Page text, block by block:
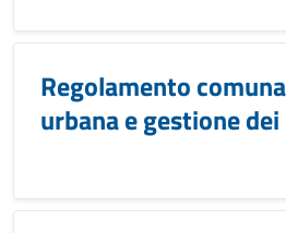
Regolamento
urbana e gestione